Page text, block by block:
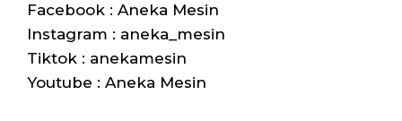
Facebook : Aneka Mesin
Instagram : aneka_mesin
Tiktok : anekamesin
Youtube : Aneka Mesin